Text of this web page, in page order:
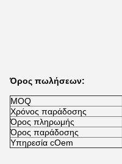
Όρος πωλήσεων:
MOQ
Χρόνος παράδοσης
Όρος πληρωμής
Όρος παράδοσης
Υπηρεσία cOem